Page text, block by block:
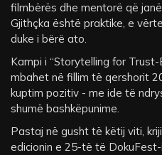
filmbërës dhe mentorë që
Gjithçka është praktike, e
duke i bërë ato.
Kampi i “Storytelling for
mbahet në fillim të qershorit
kuptim pozitiv - me ide të
shumë bashkëpunime.
Pastaj në gusht të këtij viti,
edicionin e 25-të të